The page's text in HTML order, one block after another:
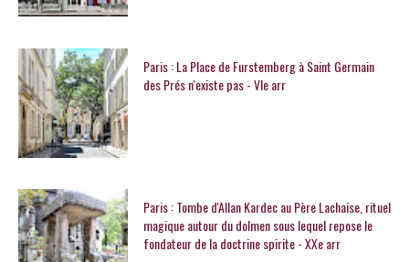
Paris : La Place de Furstemberg à Saint Germain
des Prés n'existe pas - VIe arr
Paris : Tombe d'Allan Kardec au Père Lachaise, rituel
magique autour du dolmen sous lequel repose le
fondateur de la doctrine spirite - XXe arr